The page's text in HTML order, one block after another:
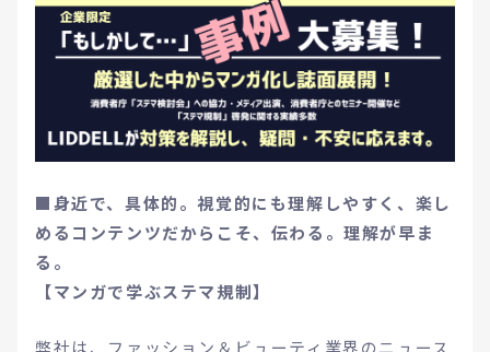
■身近で、具体的。視覚的にも理解しやすく、楽し
めるコンテンツだからこそ、伝わる。理解が早ま
る。
【マンガで学ぶステマ規制】
弊社は、ファッション＆ビューティ業界のニュース